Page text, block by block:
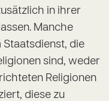
in ihrer
Manche
Staatsdienst, die
sind, weder
Religionen
diese zu